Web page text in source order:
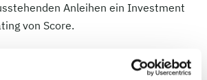
Anleihen ein Investment
von Score.
wir bei der